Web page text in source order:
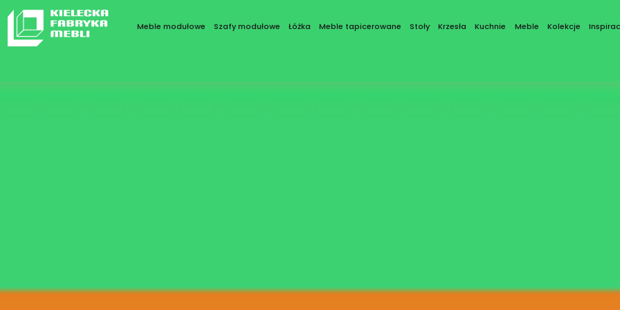
Meble modułowe Szafy modułowe Łóżka Meble tapicerowane Stoły Krzesła Kuchnie Meble Kolekcje